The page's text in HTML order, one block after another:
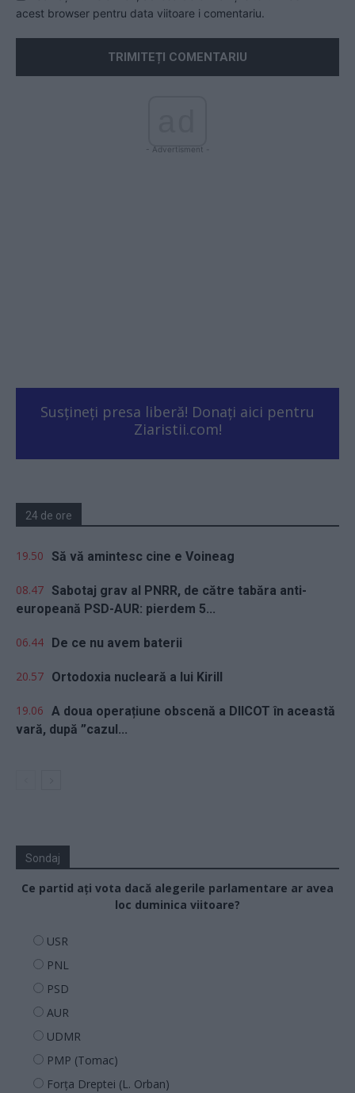
acest browser pentru data viitoare i comentariu.
- Advertisment -
Susțineți presa liberă! Donați aici pentru
Ziaristii.com!
24 de ore
19.50 Să vă amintesc cine e Voineag
08.47 Sabotaj grav al PNRR, de către tabăra anti-
europeană PSD-AUR: pierdem 5...
06.44 De ce nu avem baterii
20.57 Ortodoxia nucleară a lui Kirill
19.06 A doua operațiune obscenă a DIICOT în această
vară, după ”cazul...
Sondaj
Ce partid ați vota dacă alegerile parlamentare ar avea
loc duminica viitoare?
USR
PNL
PSD
AUR
UDMR
PMP (Tomac)
Forța Dreptei (L. Orban)